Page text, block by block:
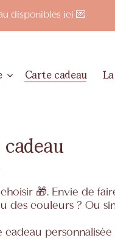
disponibles ici 💌
Carte cadeau
🎁. Envie de
des couleurs ? Ou
personnalisée